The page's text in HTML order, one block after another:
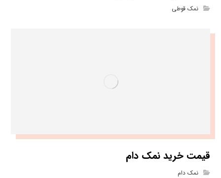
نمک قوطی
قیمت خرید نمک دام
نمک دام